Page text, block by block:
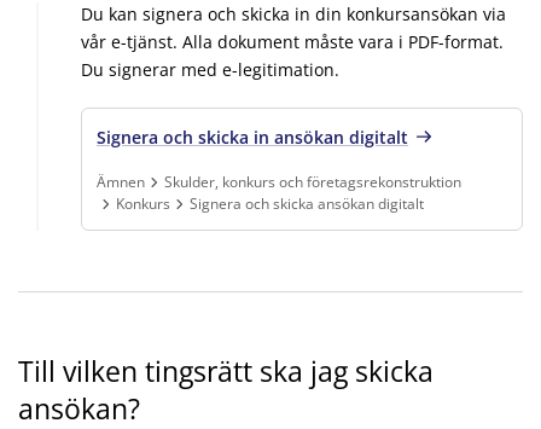
Du kan signera och skicka in din konkursansökan via
vår e-tjänst. Alla dokument måste vara i PDF-format.
Du signerar med e-legitimation.
Signera och skicka in ansökan digitalt
Ämnen
Skulder, konkurs och företagsrekonstruktion
Konkurs
Signera och skicka ansökan digitalt
Finns under:Ämnen, Skulder, konkurs och
Till vilken tingsrätt ska jag skicka
ansökan?